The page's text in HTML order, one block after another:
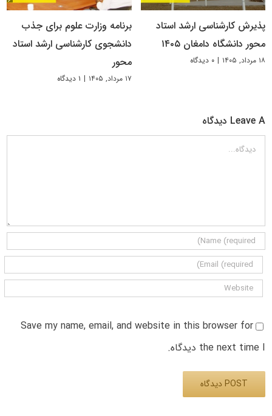
پذیرش کارشناسی ارشد استاد
محور دانشگاه دامغان ۱۴۰۵
۱۸ مرداد, ۱۴۰۵ | ۰ دیدگاه
برنامه وزارت علوم برای جذب
دانشجوی کارشناسی ارشد استاد
محور
۱۷ مرداد, ۱۴۰۵ | ۱ دیدگاه
Leave A دیدگاه
دیدگاه
Save my name, email, and website in this browser for
the next time I دیدگاه.